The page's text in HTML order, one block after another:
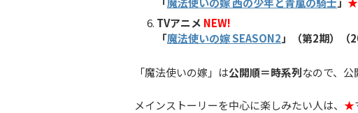
TVアニメ NEW!
「魔法使いの嫁 SEASON2」（第2期）（
「魔法使いの嫁」は公開順＝時系列なので、
メインストーリーを中心に楽しみたい人は、 ★